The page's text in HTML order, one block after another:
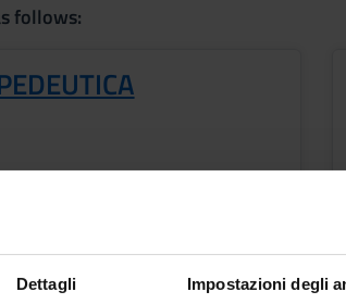
Dettagli Impostazioni degli
follows:
SANITARIE